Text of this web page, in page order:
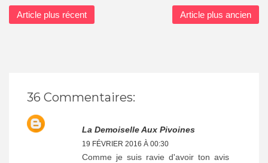
Article plus récent Article plus ancien
36 Commentaires:
La Demoiselle Aux Pivoines
19 FÉVRIER 2016 À 00:30
Comme je suis ravie d'avoir ton avis